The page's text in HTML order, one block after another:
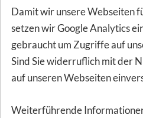
schmerzreduzierend
Implantate - hochwertiger
Kosten
Karies-Stopp durch Icon-
Inlay - hochwertige
Vollkeramik
Damit wir unsere Webseiten
setzen wir Google Analytics
gebraucht um Zugriffe auf
Sind Sie widerruflich mit der
auf unseren Webseiten
Weiterführende